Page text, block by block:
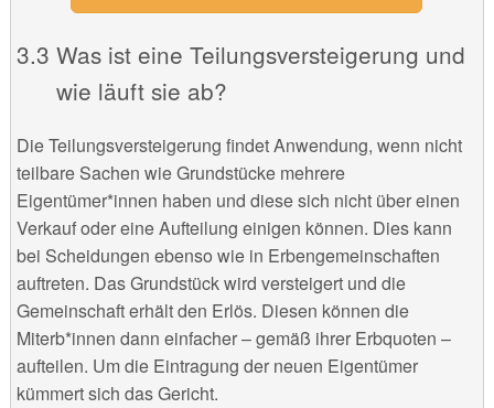
Was ist eine Teilungsversteigerung und
wie läuft sie ab?
Die Teilungsversteigerung findet Anwendung, wenn nicht
teilbare Sachen wie Grundstücke mehrere
Eigentümer*innen haben und diese sich nicht über einen
Verkauf oder eine Aufteilung einigen können. Dies kann
bei Scheidungen ebenso wie in Erbengemeinschaften
auftreten. Das Grundstück wird versteigert und die
Gemeinschaft erhält den Erlös. Diesen können die
Miterb*innen dann einfacher – gemäß ihrer Erbquoten –
aufteilen. Um die Eintragung der neuen Eigentümer
kümmert sich das Gericht.